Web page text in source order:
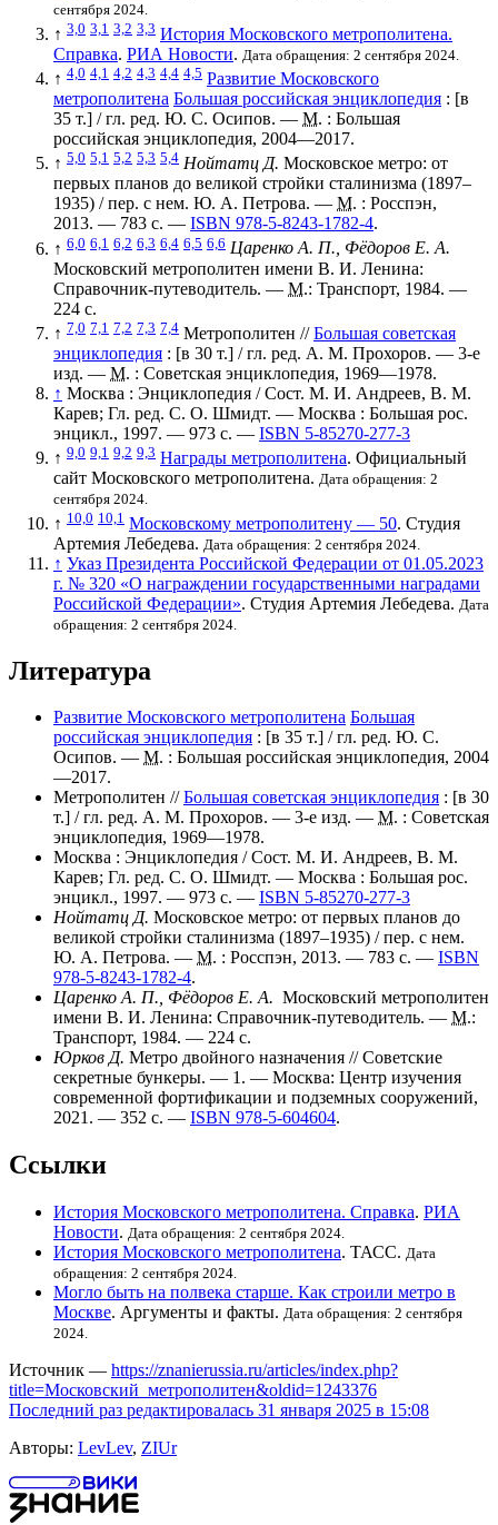
сентября 2024.
↑ 3,0 3,1 3,2 3,3 История Московского метрополитена.
Справка. РИА Новости. Дата обращения: 2 сентября 2024.
↑ 4,0 4,1 4,2 4,3 4,4 4,5 Развитие Московского
метрополитена Большая российская энциклопедия : [в
35 т.] / гл. ред. Ю. С. Осипов. — М. : Большая
российская энциклопедия, 2004—2017.
↑ 5,0 5,1 5,2 5,3 5,4 Нойтатц Д. Московское метро: от
первых планов до великой стройки сталинизма (1897–
1935) / пер. с нем. Ю. А. Петрова. — М. : Росспэн,
2013. — 783 с. — ISBN 978-5-8243-1782-4.
↑ 6,0 6,1 6,2 6,3 6,4 6,5 6,6 Царенко А. П., Фёдоров Е. А.
Московский метрополитен имени В. И. Ленина:
Справочник-путеводитель. — М.: Транспорт, 1984. —
224 с.
↑ 7,0 7,1 7,2 7,3 7,4 Метрополитен //Большая советская
энциклопедия : [в 30 т.] / гл. ред. А. М. Прохоров. — 3-е
изд. — М. : Советская энциклопедия, 1969—1978.
↑ Москва : Энциклопедия / Сост. М. И. Андреев, В. М.
Карев; Гл. ред. С. О. Шмидт. — Москва : Большая рос.
энцикл., 1997. — 973 с. — ISBN 5-85270-277-3
↑ 9,0 9,1 9,2 9,3 Награды метрополитена. Официальный
сайт Московского метрополитена. Дата обращения: 2
сентября 2024.
↑ 10,0 10,1 Московскому метрополитену — 50. Студия
Артемия Лебедева. Дата обращения: 2 сентября 2024.
↑ Указ Президента Российской Федерации от 01.05.2023
г. № 320 «О награждении государственными наградами
Российской Федерации». Студия Артемия Лебедева. Дата
обращения: 2 сентября 2024.
Литература
Развитие Московского метрополитена Большая
российская энциклопедия : [в 35 т.] / гл. ред. Ю. С.
Осипов. — М. : Большая российская энциклопедия, 2004
—2017.
Метрополитен //Большая советская энциклопедия : [в 30
т.] / гл. ред. А. М. Прохоров. — 3-е изд. — М. : Советская
энциклопедия, 1969—1978.
Москва : Энциклопедия / Сост. М. И. Андреев, В. М.
Карев; Гл. ред. С. О. Шмидт. — Москва : Большая рос.
энцикл., 1997. — 973 с. — ISBN 5-85270-277-3
Нойтатц Д. Московское метро: от первых планов до
великой стройки сталинизма (1897–1935) / пер. с нем.
Ю. А. Петрова. — М. : Росспэн, 2013. — 783 с. — ISBN
978-5-8243-1782-4.
Царенко А. П., Фёдоров Е. А. Московский метрополитен
имени В. И. Ленина: Справочник-путеводитель. — М.:
Транспорт, 1984. — 224 с.
Юрков Д. Метро двойного назначения // Советские
секретные бункеры. — 1. — Москва: Центр изучения
современной фортификации и подземных сооружений,
2021. — 352 с. — ISBN 978-5-604604.
Ссылки
История Московского метрополитена. Справка. РИА
Новости. Дата обращения: 2 сентября 2024.
История Московского метрополитена. ТАСС. Дата
обращения: 2 сентября 2024.
Могло быть на полвека старше. Как строили метро в
Москве. Аргументы и факты. Дата обращения: 2 сентября
2024.
Источник — https://znanierussia.ru/articles/index.php?
title=Московский_метрополитен&oldid=1243376
Последний раз редактировалась 31 января 2025 в 15:08
Авторы: LevLev, ZIUr